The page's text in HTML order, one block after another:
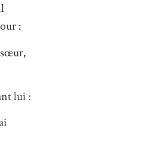
:
lui :